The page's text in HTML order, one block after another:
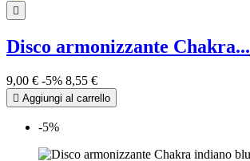

Disco armonizzante Chakra...
9,00 € -5% 8,55 €
 Aggiungi al carrello
-5%